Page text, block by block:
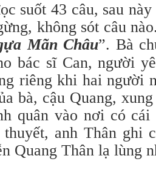
suốt 43 câu, sau
không sót câu
Mãn Châu”. Bà
bác sĩ Can, người
riêng khi hai người
bà, cậu Quang,
quân vào nơi có
anh Thân ghi
Quang Thân lạ lùng